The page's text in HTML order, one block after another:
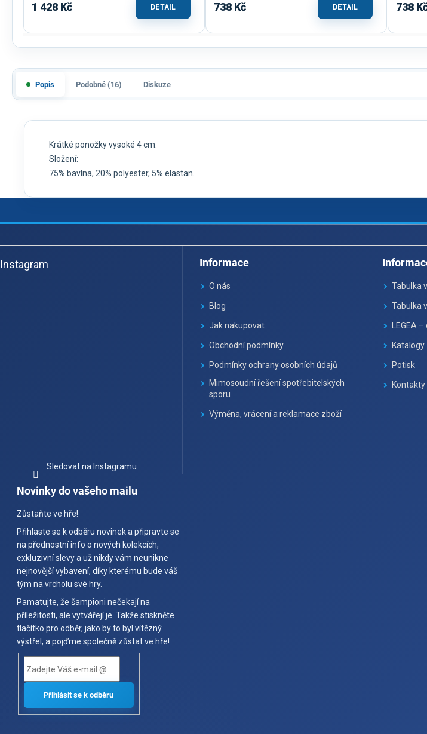
1 428 Kč DETAIL 738 Kč DETAIL 738
Popis Podobné (16) Diskuze
Krátké ponožky vysoké 4 cm.
Složení:
75% bavlna, 20% polyester, 5% elastan.
á
pInstagram
Sledovat na Instagramu
Informace
O nás
Blog
Jak nakupovat
Obchodní podmínky
Podmínky ochrany osobních údajů
Mimosoudní řešení spotřebitelských
sporu
Výměna, vrácení a reklamace zboží
Tabulka
Tabulka
LEGEA
Katalogy
Potisk
Kontakty
Novinky do vašeho mailu
Zůstaňte ve hře!
Přihlaste se k odběru novinek a připravte se
na přednostní info o nových kolekcích,
exkluzivní slevy a už nikdy vám neunikne
nejnovější vybavení, díky kterému bude váš
tým na vrcholu své hry.
Pamatujte, že šampioni nečekají na
příležitosti, ale vytvářejí je. Takže stiskněte
tlačítko pro odběr, jako by to byl vítězný
výstřel, a pojďme společně zůstat ve hře!